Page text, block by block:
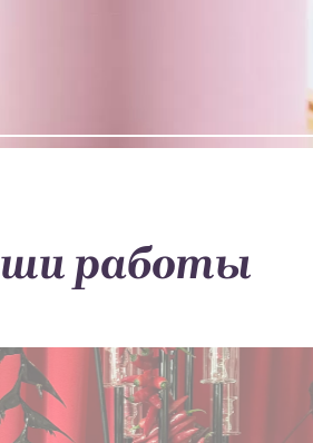
работы